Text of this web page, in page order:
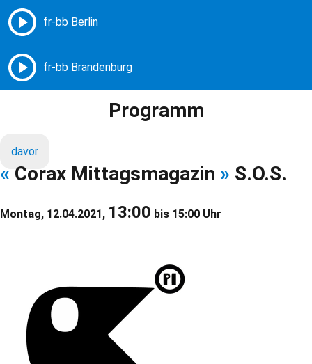
Freie Radios – Berlin Brandenburg
Programm
davor
« Corax Mittagsmagazin » S.O.S.
Montag, 12.04.2021, 13:00 bis 15:00 Uhr